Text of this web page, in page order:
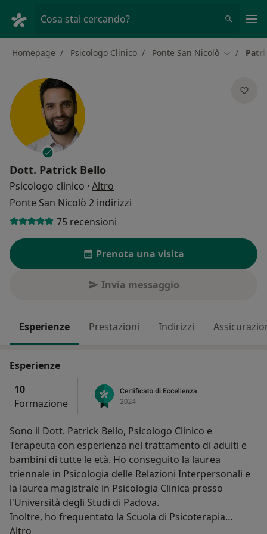
Cosa stai cercando?
Homepage Psicologo Clinico Ponte San Nicolò Cambia
Dott. Patrick Bello
Psicologo clinico · Altro
Ponte San Nicolò 2 indirizzi
75 recensioni
Prenota una visita
Invia messaggio
Esperienze Prestazioni Indirizzi
Esperienze
10
Formazione
Sono il Dott. Patrick Bello, Psicologo Clinico e
Terapeuta con esperienza nel trattamento di adulti e
bambini di tutte le età. Ho conseguito la laurea
triennale in Psicologia delle Relazioni Interpersonali e
la laurea magistrale in Psicologia Clinica presso
l'Università degli Studi di Padova.
Inoltre, ho frequentato la Scuola di Psicoterapia
Interattivo Cognitiva presso la Italian Interactionist
Altro